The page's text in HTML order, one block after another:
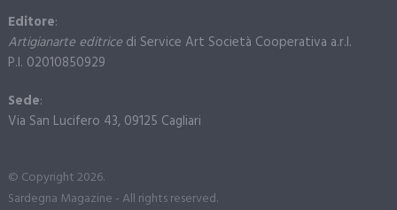
Editore:
Artigianarte editricedi Service Art Società Cooperativa a.r.l.
P.I. 02010850929
Sede:
Via San Lucifero 43, 09125 Cagliari
© Copyright 2026.
Sardegna Magazine - All rights reserved.